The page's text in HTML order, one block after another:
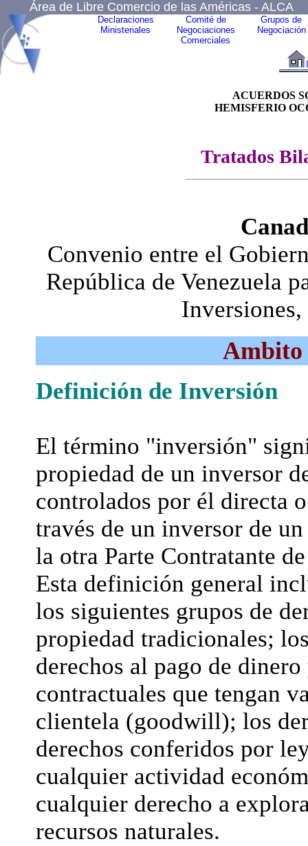
Área de Libre Comercio de las Américas - ALCA
Declaraciones
Ministeriales
Comité de
Negociaciones
Comerciales
Grupos de
Negociación
ACUERDOS
HEMISFERIO
Tratados
Convenio entre el
República de Venezuela
Ambito
Definición de Inversión
El término "inversión"
propiedad de un inversor
controlados por él directa
través de un inversor de
la otra Parte Contratante
Esta definición general
los siguientes grupos de
propiedad tradicionales;
derechos al pago de
contractuales que tengan
clientela (goodwill); los
derechos conferidos por
cualquier actividad
cualquier derecho a
recursos naturales.